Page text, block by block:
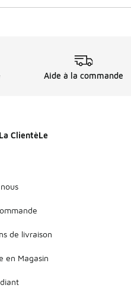
Aide à la commande
ClientèLe
de livraison
en Magasin